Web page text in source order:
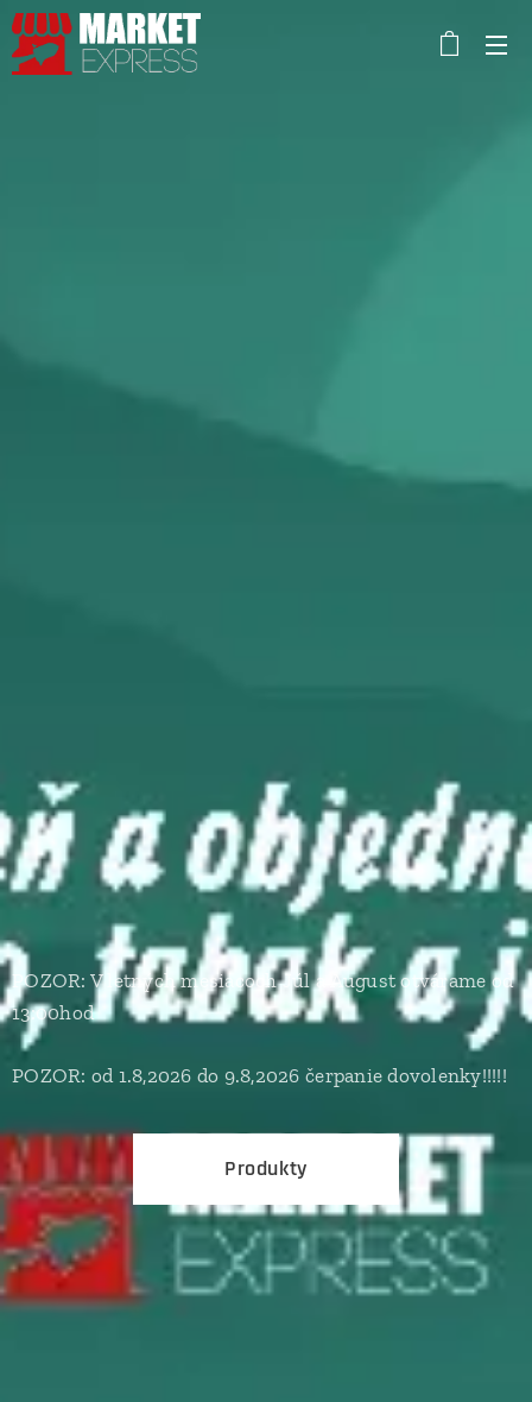
POZOR: V letných mesiacoch Júl a August otvárame od
13:00hod
POZOR: od 1.8,2026 do 9.8,2026 čerpanie dovolenky!!!!!
Produkty